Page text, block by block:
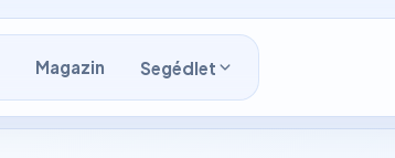
Magazin Segédlet